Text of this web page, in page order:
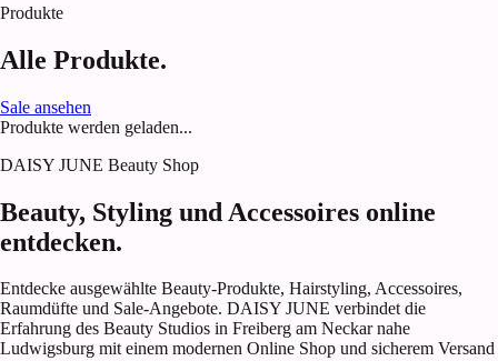
Produkte
Alle Produkte.
Sale ansehen
Produkte werden geladen...
DAISY JUNE Beauty Shop
Beauty, Styling und Accessoires online
entdecken.
Entdecke ausgewählte Beauty-Produkte, Hairstyling, Accessoires,
Raumdüfte und Sale-Angebote. DAISY JUNE verbindet die
Erfahrung des Beauty Studios in Freiberg am Neckar nahe
Ludwigsburg mit einem modernen Online Shop und sicherem Versand